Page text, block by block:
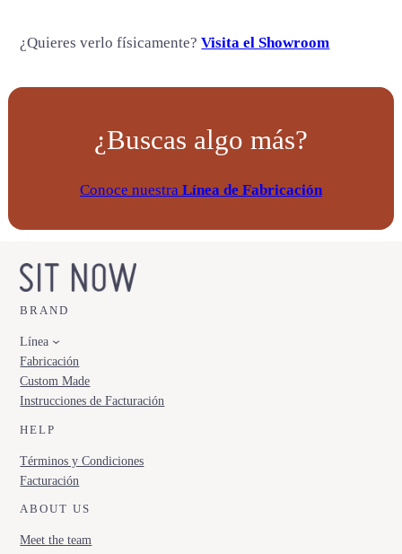
¿Quieres verlo físicamente?Visita el Showroom
¿Buscas algo más?
Conoce nuestra Línea de Fabricación
BRAND
Línea
Fabricación
Custom Made
Instrucciones de Facturación
HELP
Términos y Condiciones
Facturación
ABOUT US
Meet the team